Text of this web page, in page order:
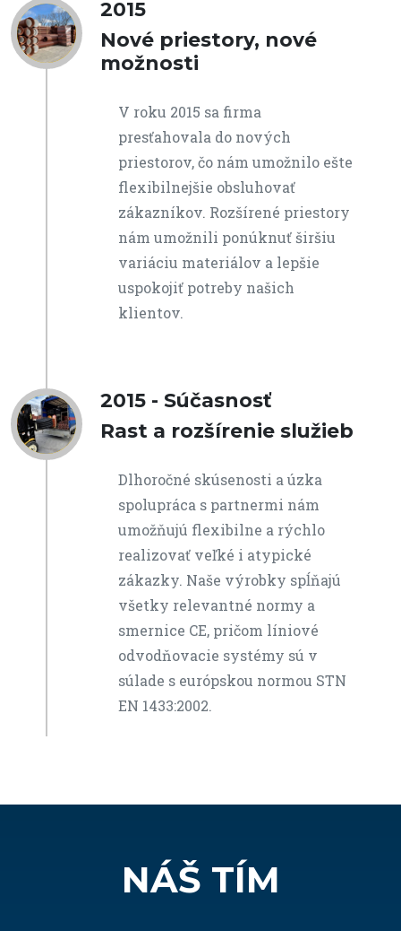
2015
Nové priestory, nové
možnosti
V roku 2015 sa firma
presťahovala do nových
priestorov, čo nám umožnilo ešte
flexibilnejšie obsluhovať
zákazníkov. Rozšírené priestory
nám umožnili ponúknuť širšiu
variáciu materiálov a lepšie
uspokojiť potreby našich
klientov.
2015 - Súčasnosť
Rast a rozšírenie služieb
Dlhoročné skúsenosti a úzka
spolupráca s partnermi nám
umožňujú flexibilne a rýchlo
realizovať veľké i atypické
zákazky. Naše výrobky spĺňajú
všetky relevantné normy a
smernice CE, pričom líniové
odvodňovacie systémy sú v
súlade s európskou normou STN
EN 1433:2002.
NÁŠ TÍM